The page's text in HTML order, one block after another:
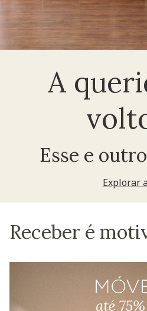
A
Esse e
Explorar
Receber é